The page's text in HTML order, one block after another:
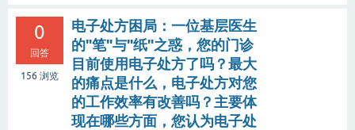
0
回答
156 浏览
电子处方困局：一位基层医生
的"笔"与"纸"之惑，您的门诊
目前使用电子处方了吗？最大
的痛点是什么，电子处方对您
的工作效率有改善吗？主要体
现在哪些方面，您认为电子处